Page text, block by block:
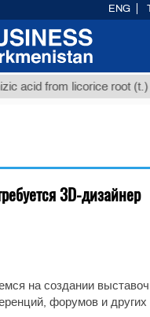
acid from licorice root (t.)
3D-дизайнер
на создании
форумов и других
ENG